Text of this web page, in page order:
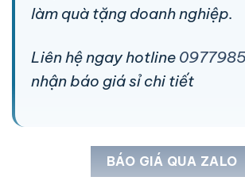
làm quà tặng doanh nghiệp.
Liên hệ ngay hotline
nhận báo giá sỉ chi tiết
BÁO GIÁ QUA ZALO